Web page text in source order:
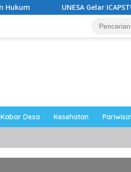
UNESA Gelar ICAPSTURE 2026 di
Kabar Desa Kesehatan